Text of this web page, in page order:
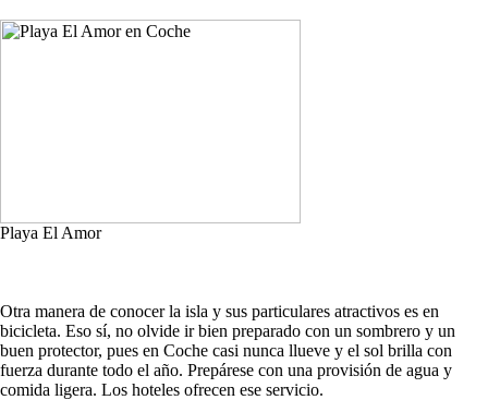
Playa El Amor
Otra manera de conocer la isla y sus particulares atractivos es en
bicicleta. Eso sí, no olvide ir bien preparado con un sombrero y un
buen protector, pues en Coche casi nunca llueve y el sol brilla con
fuerza durante todo el año. Prepárese con una provisión de agua y
comida ligera. Los hoteles ofrecen ese servicio.